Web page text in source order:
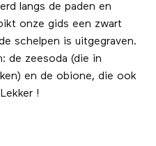
langs de paden en
onze gids een zwart
schelpen is uitgegraven.
de zeesoda (die in
en de obione, die ook
!